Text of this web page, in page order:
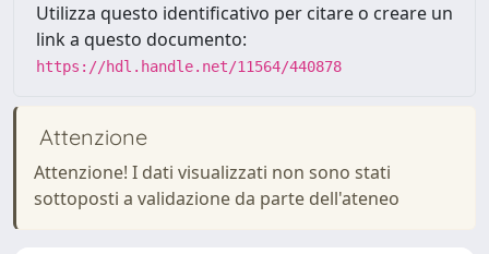
Utilizza questo identificativo per citare o creare un
link a questo documento:
https://hdl.handle.net/11564/440878
Attenzione
Attenzione! I dati visualizzati non sono stati
sottoposti a validazione da parte dell'ateneo